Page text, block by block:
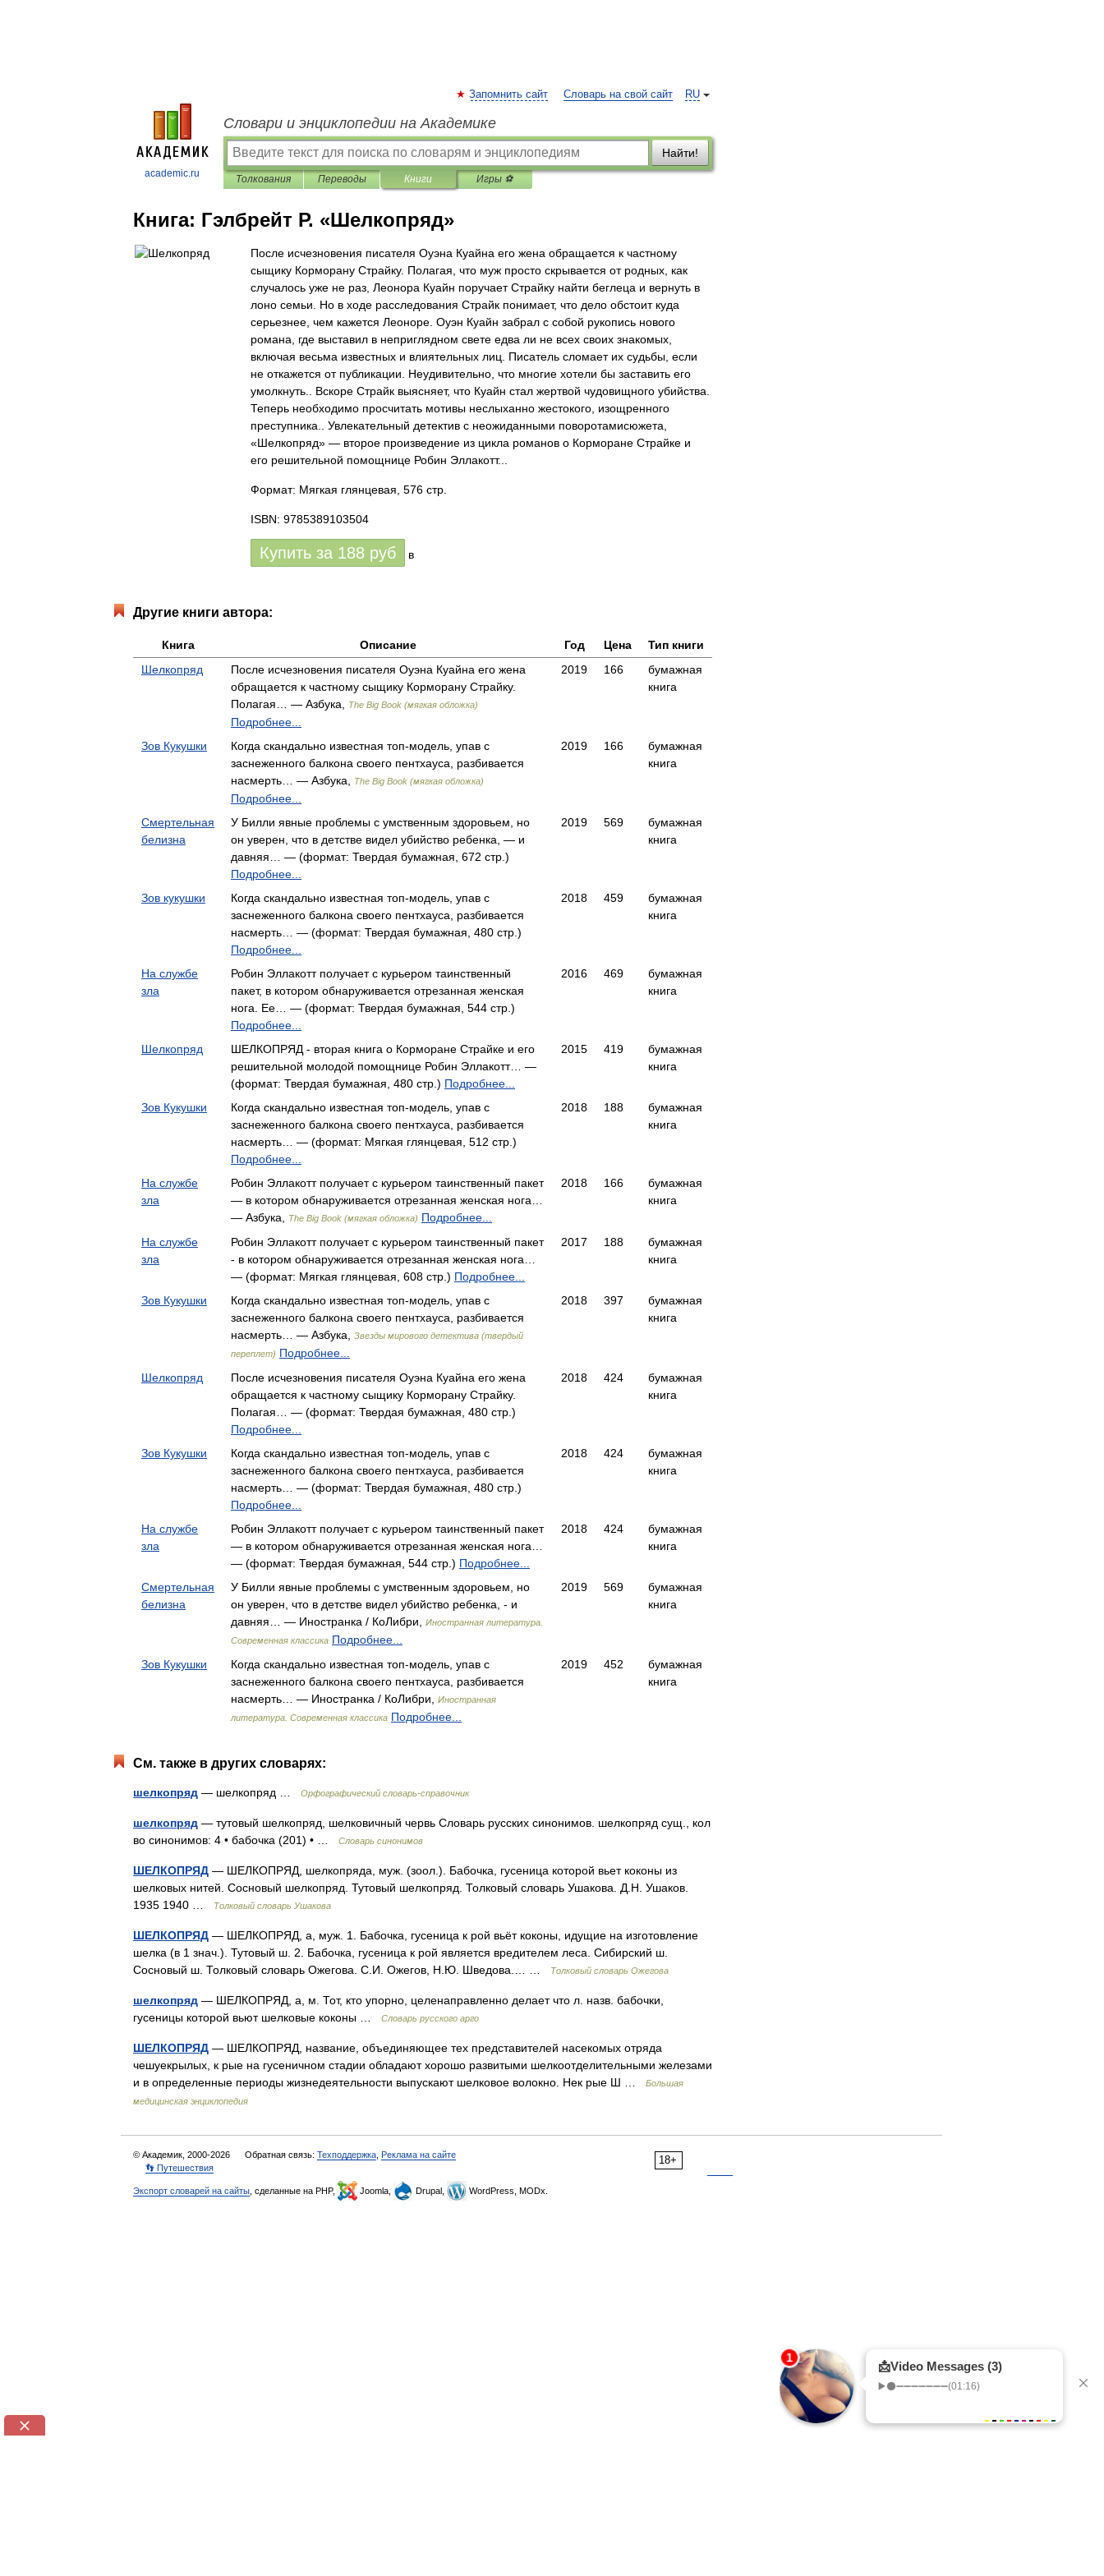
academic.ru
RU
Запомнить сайт Словарь на свой сайт
Словари и энциклопедии на Академике
Найти!
Толкования Переводы Книги Игры ⚽
Книга: Гэлбрейт Р. «Шелкопряд»
После исчезновения писателя Оуэна Куайна его жена обращается к частному
сыщику Корморану Страйку. Полагая, что муж просто скрывается от родных, как
случалось уже не раз, Леонора Куайн поручает Страйку найти беглеца и вернуть в
лоно семьи. Но в ходе расследования Страйк понимает, что дело обстоит куда
серьезнее, чем кажется Леоноре. Оуэн Куайн забрал с собой рукопись нового
романа, где выставил в неприглядном свете едва ли не всех своих знакомых,
включая весьма известных и влиятельных лиц. Писатель сломает их судьбы, если
не откажется от публикации. Неудивительно, что многие хотели бы заставить его
умолкнуть.. Вскоре Страйк выясняет, что Куайн стал жертвой чудовищного убийства.
Теперь необходимо просчитать мотивы неслыханно жестокого, изощренного
преступника.. Увлекательный детектив с неожиданными поворотамисюжета,
«Шелкопряд» — второе произведение из цикла романов о Корморане Страйке и
его решительной помощнице Робин Эллакотт...
Формат: Мягкая глянцевая, 576 стр.
ISBN: 9785389103504
Купить за 188 руб в
Другие книги автора:
Книга Описание Год Цена
Тип книги
Шелкопряд
После исчезновения писателя Оуэна Куайна его жена
обращается к частному сыщику Корморану Страйку.
Полагая… — Азбука,
The Big Book (мягкая обложка)
Подробнее...
2019 166
бумажная
книга
Зов Кукушки
Когда скандально известная топ-модель, упав с
заснеженного балкона своего пентхауса, разбивается
насмерть… — Азбука,
The Big Book (мягкая обложка)
Подробнее...
2019 166
бумажная
книга
Смертельная
белизна
У Билли явные проблемы с умственным здоровьем, но
он уверен, что в детстве видел убийство ребенка, — и
давняя… — (формат: Твердая бумажная, 672 стр.)
Подробнее...
2019 569
бумажная
книга
Зов кукушки
Когда скандально известная топ-модель, упав с
заснеженного балкона своего пентхауса, разбивается
насмерть… — (формат: Твердая бумажная, 480 стр.)
Подробнее...
2018 459
бумажная
книга
На службе
зла
Робин Эллакотт получает с курьером таинственный
пакет, в котором обнаруживается отрезанная женская
нога. Ее… — (формат: Твердая бумажная, 544 стр.)
Подробнее...
2016 469
бумажная
книга
Шелкопряд
ШЕЛКОПРЯД - вторая книга о Корморане Страйке и его
решительной молодой помощнице Робин Эллакотт… —
(формат: Твердая бумажная, 480 стр.) Подробнее...
2015 419
бумажная
книга
Зов Кукушки
Когда скандально известная топ-модель, упав с
заснеженного балкона своего пентхауса, разбивается
насмерть… — (формат: Мягкая глянцевая, 512 стр.)
Подробнее...
2018 188
бумажная
книга
На службе
зла
Робин Эллакотт получает с курьером таинственный пакет
— в котором обнаруживается отрезанная женская нога…
— Азбука,
The Big Book (мягкая обложка) Подробнее...
2018 166
бумажная
книга
На службе
зла
Робин Эллакотт получает с курьером таинственный пакет
- в котором обнаруживается отрезанная женская нога…
— (формат: Мягкая глянцевая, 608 стр.) Подробнее...
2017 188
бумажная
книга
Зов Кукушки
Когда скандально известная топ-модель, упав с
заснеженного балкона своего пентхауса, разбивается
насмерть… — Азбука,
Звезды мирового детектива (твердый
переплет) Подробнее...
2018 397
бумажная
книга
Шелкопряд
После исчезновения писателя Оуэна Куайна его жена
обращается к частному сыщику Корморану Страйку.
Полагая… — (формат: Твердая бумажная, 480 стр.)
Подробнее...
2018 424
бумажная
книга
Зов Кукушки
Когда скандально известная топ-модель, упав с
заснеженного балкона своего пентхауса, разбивается
насмерть… — (формат: Твердая бумажная, 480 стр.)
Подробнее...
2018 424
бумажная
книга
На службе
зла
Робин Эллакотт получает с курьером таинственный пакет
— в котором обнаруживается отрезанная женская нога…
— (формат: Твердая бумажная, 544 стр.) Подробнее...
2018 424
бумажная
книга
Смертельная
белизна
У Билли явные проблемы с умственным здоровьем, но
он уверен, что в детстве видел убийство ребенка, - и
давняя… — Иностранка / КоЛибри,
Иностранная литература.
Современная классика Подробнее...
2019 569
бумажная
книга
Зов Кукушки
Когда скандально известная топ-модель, упав с
заснеженного балкона своего пентхауса, разбивается
насмерть… — Иностранка / КоЛибри,
Иностранная
литература. Современная классика Подробнее...
2019 452
бумажная
книга
См. также в других словарях:
шелкопряд — шелкопряд … Орфографический словарь-справочник
шелкопряд — тутовый шелкопряд, шелковичный червь Словарь русских синонимов. шелкопряд сущ., кол
во синонимов: 4 • бабочка (201) • …
Словарь синонимов
ШЕЛКОПРЯД — ШЕЛКОПРЯД, шелкопряда, муж. (зоол.). Бабочка, гусеница которой вьет коконы из
шелковых нитей. Сосновый шелкопряд. Тутовый шелкопряд. Толковый словарь Ушакова. Д.Н. Ушаков.
1935 1940 …
Толковый словарь Ушакова
ШЕЛКОПРЯД — ШЕЛКОПРЯД, а, муж. 1. Бабочка, гусеница к рой вьёт коконы, идущие на изготовление
шелка (в 1 знач.). Тутовый ш. 2. Бабочка, гусеница к рой является вредителем леса. Сибирский ш.
Сосновый ш. Толковый словарь Ожегова. С.И. Ожегов, Н.Ю. Шведова.… …
Толковый словарь Ожегова
шелкопряд — ШЕЛКОПРЯД, а, м. Тот, кто упорно, целенаправленно делает что л. назв. бабочки,
гусеницы которой вьют шелковые коконы …
Словарь русского арго
ШЕЛКОПРЯД — ШЕЛКОПРЯД, название, объединяющее тех представителей насекомых отряда
чешуекрылых, к рые на гусеничном стадии обладают хорошо развитыми шелкоотделительными железами
и в определенные периоды жизнедеятельности выпускают шелковое волокно. Нек рые Ш …
Большая
медицинская энциклопедия
18+
© Академик, 2000-2026 Обратная связь: Техподдержка Реклама на сайте
👣 Путешествия
Экспорт словарей на сайты , сделанные на PHP, Joomla, Drupal, WordPress, MODx.